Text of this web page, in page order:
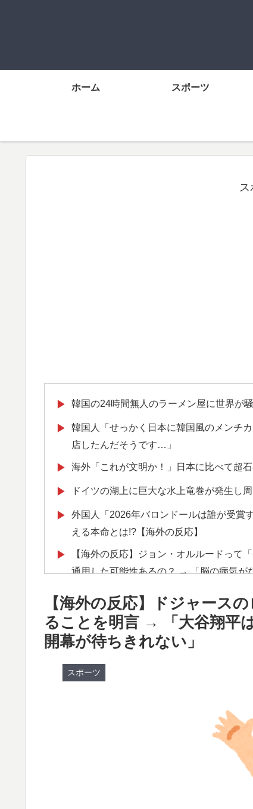
ホーム スポーツ
▶ 韓国の24時間無人のラーメン屋に世界が
▶
韓国人「せっかく日本に韓国風のメンチ
店したんだそうです…」
▶ 海外「これが文明か！」日本に比べて超
▶ ドイツの湖上に巨大な水上竜巻が発生し周
▶
外国人「2026年バロンドールは誰が受賞
える本命とは!?【海外の反応】
▶
【海外の反応】ジョン・オルルードって
通用した可能性あるの？ → 「脳の病気が
▶ 海外「日本がキラキラして見える…」 日
と話題に
▶ 外国人「お前ら日本のアルフォートとい
韓国人「PSG、日本の鈴木彩艶に約60億
ルブル）」「レギュラーとして出れると
海外「日本のアニメは世界観や設定の作
韓国人「PSG、日本の鈴木彩艶に約60億
ﾌﾞﾙ）」「レギュラーとして出れるとは思
韓国人「日本のXで話題になったエアコ
【海外の反応】ドジャース
ることを明言 → 「大谷翔平
開幕が待ちきれない」
スポーツ